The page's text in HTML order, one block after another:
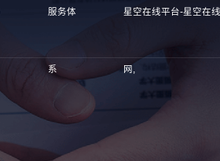
服务体
系
星空在线平台-星空在
网,